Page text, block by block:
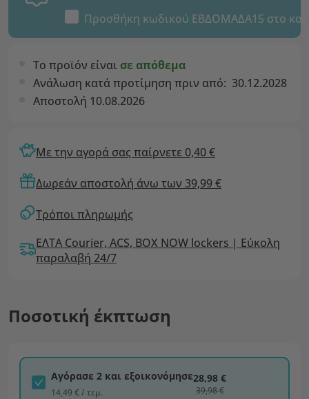
Προσθήκη κωδικού ΕΒΔΟΜΑΔΑ15 στο
Το προϊόν είναι σε απόθεμα
Ανάλωση κατά προτίμηση πριν από: 30.12.2028
Αποστολή 10.08.2026
Με την αγορά σας παίρνετε 0,40 €
Δωρεάν αποστολή άνω των 39,99 €
Τρόποι πληρωμής
ΕΛΤΑ Courier, ACS, BOX NOW lockers | Εύκολη
παραλαβή 24/7
Ποσοτική έκπτωση
Αγόρασε 2 και εξοικονόμησε
14,49 € / τεμ.
28,98 €
39,98 €